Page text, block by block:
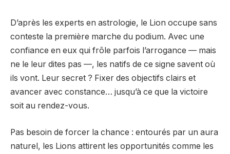
D’après les experts en astrologie, le Lion occupe sans
conteste la première marche du podium. Avec une
confiance en eux qui frôle parfois l’arrogance — mais
ne le leur dites pas —, les natifs de ce signe savent où
ils vont. Leur secret ? Fixer des objectifs clairs et
avancer avec constance… jusqu’à ce que la victoire
soit au rendez-vous.
Pas besoin de forcer la chance : entourés par un aura
naturel, les Lions attirent les opportunités comme les